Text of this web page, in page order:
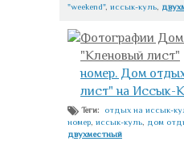
"weekend", иссык-куль
Фотографии
"Кленовый лист"
номер. Дом
лист" на Иссык-
Теги: отдых на иссык-
номер иссык-куль дом
двухместный